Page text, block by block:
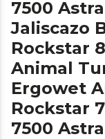
7500
Jaliscazo
Rockstar
Animal
Ergowet
Rockstar
7500